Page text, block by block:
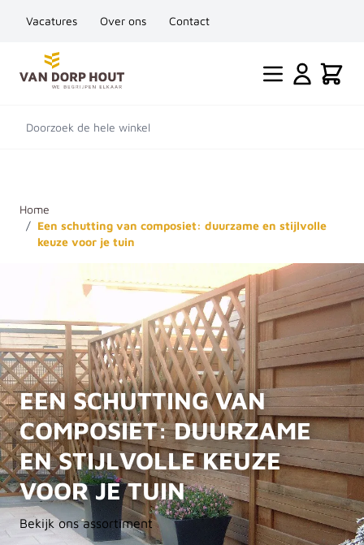
Vacatures Over ons Contact
Ga naar de inhoud
Cart
Doorzoek de hele winkel
Home
/ Een schutting van composiet: duurzame en stijlvolle
keuze voor je tuin
EEN SCHUTTING VAN
COMPOSIET: DUURZAME
EN STIJLVOLLE KEUZE
VOOR JE TUIN
Bekijk ons assortiment